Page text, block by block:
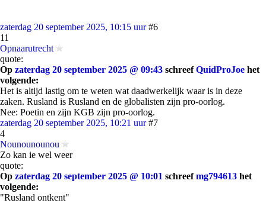
zaterdag 20 september 2025, 10:15 uur #6
11
Opnaarutrecht
quote:
Op zaterdag 20 september 2025 @ 09:43 schreefQuidProJoe het
volgende:
Het is altijd lastig om te weten wat daadwerkelijk waar is in deze
zaken. Rusland is Rusland en de globalisten zijn pro-oorlog.
Nee: Poetin en zijn KGB zijn pro-oorlog.
zaterdag 20 september 2025, 10:21 uur #7
4
Nounounounou
Zo kan ie wel weer
quote:
Op zaterdag 20 september 2025 @ 10:01 schreefmg794613 het
volgende:
"Rusland ontkent"